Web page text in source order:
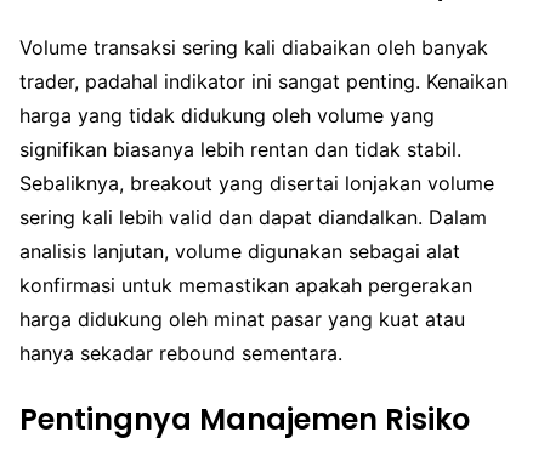
Volume transaksi sering kali diabaikan oleh banyak
trader, padahal indikator ini sangat penting. Kenaikan
harga yang tidak didukung oleh volume yang
signifikan biasanya lebih rentan dan tidak stabil.
Sebaliknya, breakout yang disertai lonjakan volume
sering kali lebih valid dan dapat diandalkan. Dalam
analisis lanjutan, volume digunakan sebagai alat
konfirmasi untuk memastikan apakah pergerakan
harga didukung oleh minat pasar yang kuat atau
hanya sekadar rebound sementara.
Pentingnya Manajemen Risiko